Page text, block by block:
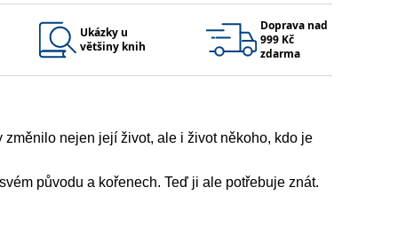
Ukázky u
většiny knih
Doprava nad
999 Kč
zdarma
nejen její život, ale i život někoho, kdo je
původu a kořenech. Teď ji ale potřebuje znát.
dítě, které nutně potřebuje pomoc. Když mezi
stránku a slouží k počítání a sledování zobrazení
sociálních médiích. Může také shromažďovat informace o
správného vzhledu dialogových oken.
a zemí
1 rok
### Luigisbox???